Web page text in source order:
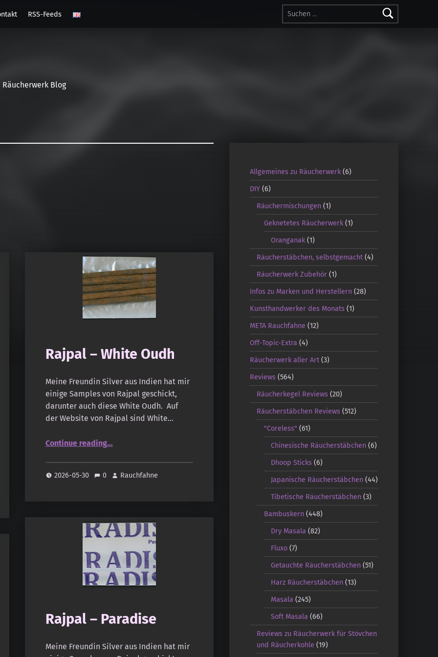
Suchen nach:
RSS-Feeds
Räucherwerk Blog
Rajpal – White Oudh
Meine Freundin Silver aus Indien hat mir
einige Samples von Rajpal geschickt,
darunter auch diese White Oudh. Auf
der Website von Rajpal sind White…
Continue reading…
2026-05-30 0 Rauchfahne
Rajpal – Paradise
Meine Freundin Silver aus Indien hat mir
Allgemeines zu Räucherwerk(6)
DIY(6)
Räuchermischungen (1)
Geknetetes Räucherwerk(1)
Oranganak (1)
Räucherstäbchen, selbstgemacht (4)
Räucherwerk Zubehör (1)
Infos zu Marken und Herstellern(28)
Kunsthandwerker des Monats(1)
META Rauchfahne (12)
Off-Topic-Extra (4)
Räucherwerk aller Art(3)
Reviews(564)
Räucherkegel Reviews (20)
Räucherstäbchen Reviews (512)
"Coreless" (61)
Chinesische Räucherstäbchen (6)
Dhoop Sticks (6)
Japanische Räucherstäbchen (44)
Tibetische Räucherstäbchen (3)
Bambuskern(448)
Dry Masala (82)
Fluxo (7)
Getauchte Räucherstäbchen (51)
Harz Räucherstäbchen (13)
Masala (245)
Soft Masala (66)
Reviews zu Räucherwerk für Stövchen
und Räucherkohle (19)